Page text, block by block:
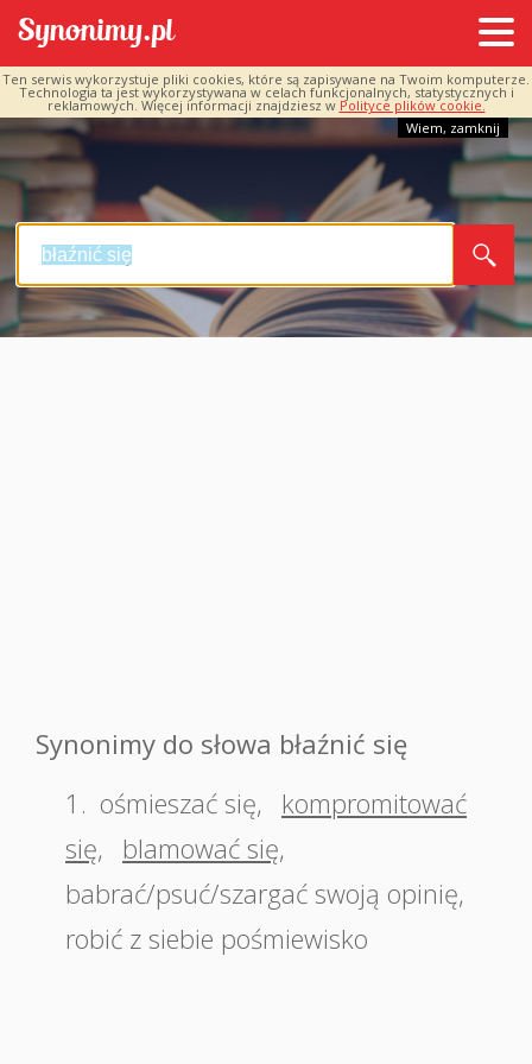
Ten serwis wykorzystuje pliki cookies, które są zapisywane na Twoim komputerze.
Technologia ta jest wykorzystywana w celach funkcjonalnych, statystycznych i
reklamowych. Więcej informacji znajdziesz w Polityce plików cookie.
Wiem, zamknij
Synonimy do słowa błaźnić się
1. ośmieszać się,
kompromitować
się, blamować się,
babrać/psuć/szargać swoją opinię,
robić z siebie pośmiewisko